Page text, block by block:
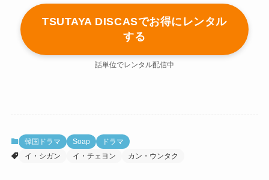
TSUTAYA DISCASでお得にレンタル
する
話単位でレンタル配信中
韓国ドラマ Soap
ドラマ
イ・シガン
イ・チェヨン カン・ウンタク